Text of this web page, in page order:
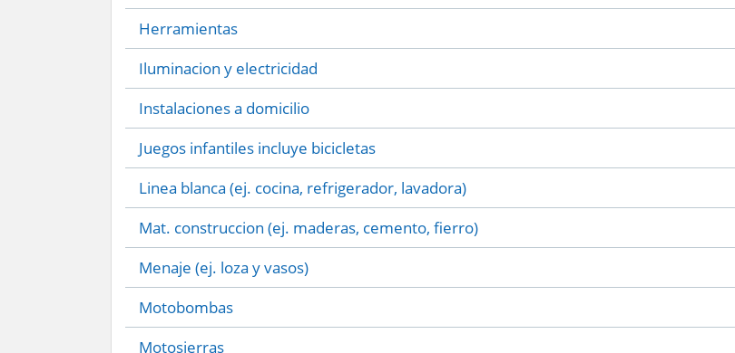
Herramientas
Iluminacion y electricidad
Instalaciones a domicilio
Juegos infantiles incluye bicicletas
Linea blanca (ej. cocina, refrigerador, lavadora)
Mat. construccion (ej. maderas, cemento, fierro)
Menaje (ej. loza y vasos)
Motobombas
Motosierras